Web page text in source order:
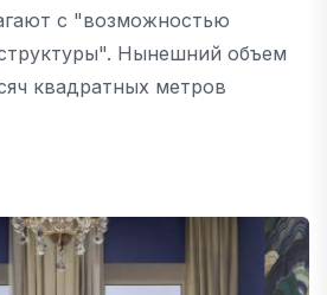
с "возможностью
Нынешний объем
квадратных метров